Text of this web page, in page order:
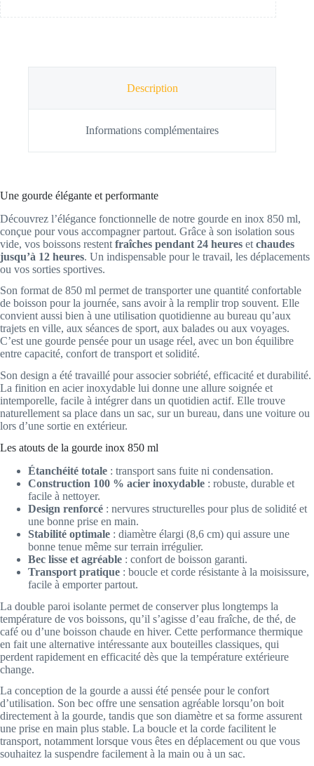
Description
Informations complémentaires
Une gourde élégante et performante
Découvrez l’élégance fonctionnelle de notre gourde en inox 850 ml,
conçue pour vous accompagner partout. Grâce à son isolation sous
vide, vos boissons restent fraîches pendant 24 heures et chaudes
jusqu’à 12 heures. Un indispensable pour le travail, les déplacements
ou vos sorties sportives.
Son format de 850 ml permet de transporter une quantité confortable
de boisson pour la journée, sans avoir à la remplir trop souvent. Elle
convient aussi bien à une utilisation quotidienne au bureau qu’aux
trajets en ville, aux séances de sport, aux balades ou aux voyages.
C’est une gourde pensée pour un usage réel, avec un bon équilibre
entre capacité, confort de transport et solidité.
Son design a été travaillé pour associer sobriété, efficacité et durabilité.
La finition en acier inoxydable lui donne une allure soignée et
intemporelle, facile à intégrer dans un quotidien actif. Elle trouve
naturellement sa place dans un sac, sur un bureau, dans une voiture ou
lors d’une sortie en extérieur.
Les atouts de la gourde inox 850 ml
Étanchéité totale : transport sans fuite ni condensation.
Construction 100 % acier inoxydable : robuste, durable et
facile à nettoyer.
Design renforcé : nervures structurelles pour plus de solidité et
une bonne prise en main.
Stabilité optimale : diamètre élargi (8,6 cm) qui assure une
bonne tenue même sur terrain irrégulier.
Bec lisse et agréable : confort de boisson garanti.
Transport pratique : boucle et corde résistante à la moisissure,
facile à emporter partout.
La double paroi isolante permet de conserver plus longtemps la
température de vos boissons, qu’il s’agisse d’eau fraîche, de thé, de
café ou d’une boisson chaude en hiver. Cette performance thermique
en fait une alternative intéressante aux bouteilles classiques, qui
perdent rapidement en efficacité dès que la température extérieure
change.
La conception de la gourde a aussi été pensée pour le confort
d’utilisation. Son bec offre une sensation agréable lorsqu’on boit
directement à la gourde, tandis que son diamètre et sa forme assurent
une prise en main plus stable. La boucle et la corde facilitent le
transport, notamment lorsque vous êtes en déplacement ou que vous
souhaitez la suspendre facilement à la main ou à un sac.